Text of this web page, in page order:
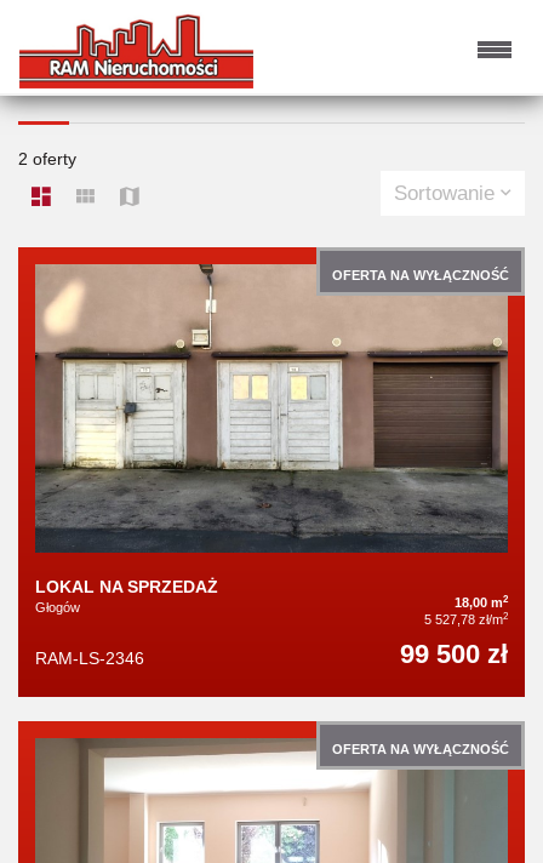
LOKALE NA SPRZEDAŻ
2 oferty
Sortowanie
OFERTA NA WYŁĄCZNOŚĆ
LOKAL NA SPRZEDAŻ
Głogów 18,00 m2
5 527,78 zł/m2
RAM-LS-2346 99 500 zł
OFERTA NA WYŁĄCZNOŚĆ